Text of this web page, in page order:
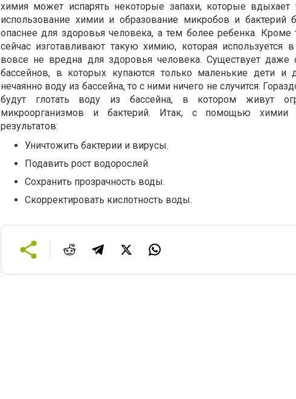
химия может испарять некоторые запахи, которые вдыхает
использование химии и образование микробов и бактерий
опаснее для здоровья человека, а тем более ребенка. Кроме
сейчас изготавливают такую химию, которая используется
вовсе не вредна для здоровья человека. Существует даже
бассейнов, в которых купаются только маленькие дети и
нечаянно воду из бассейна, то с ними ничего не случится.
будут глотать воду из бассейна, в котором живут
микроорганизмов и бактерий. Итак, с помощью
результатов:
Уничтожить бактерии и вирусы.
Подавить рост водорослей.
Сохранить прозрачность воды.
Скорректировать кислотность воды.